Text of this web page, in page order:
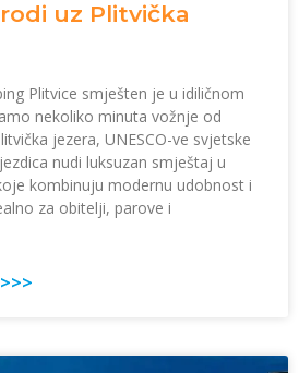
uz Plitvička
Plitvice smješten je u idiličnom
nekoliko minuta vožnje od
jezera, UNESCO-ve svjetske
nudi luksuzan smještaj u
kombinuju modernu udobnost i
za obitelji, parove i